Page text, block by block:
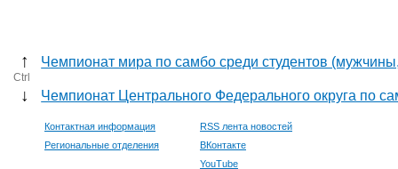
↑ Чемпионат мира по самбо среди студентов
Ctrl
↓ Чемпионат Центрального Федерального округа по
Контактная информация
Региональные отделения
RSS лента новостей
ВКонтакте
YouTube